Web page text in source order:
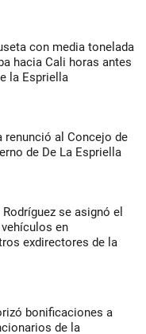
con media tonelada
hacia Cali horas antes
la Espriella
renunció al Concejo de
de De La Espriella
se asignó el
en
exdirectores de la
bonificaciones a
de la